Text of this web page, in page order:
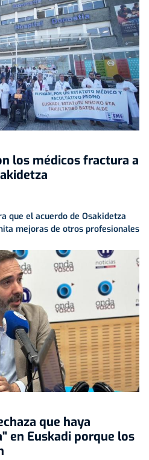
los médicos fractura a
que el acuerdo de Osakidetza
mejoras de otros profesionales
que haya
en Euskadi porque los